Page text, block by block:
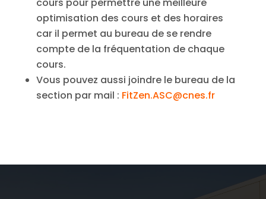
optimisation des cours et des horaires
car il permet au bureau de se rendre
compte de la fréquentation de chaque
cours.
Vous pouvez aussi joindre le bureau de la
section par mail : FitZen.ASC@cnes.fr